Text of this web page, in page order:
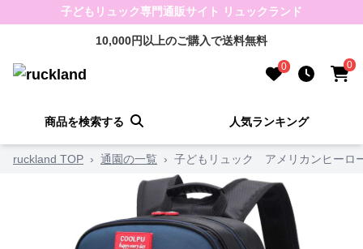
子どもリュック専門通販サイト リュックランド
10,000円以上のご購入で送料無料
0 0
商品を検索する 人気ランキング
ruckland TOP › 通園の一覧 › 子どもリュック アメリカンヒーロ